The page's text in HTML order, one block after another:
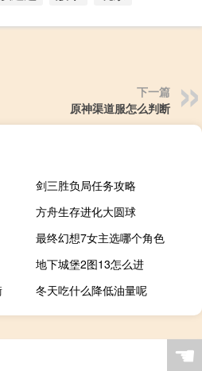
下一篇
原神渠道服怎么判断
剑三胜负局任务攻略
方舟生存进化大圆球
最终幻想7女主选哪个角色
地下城堡2图13怎么进
冬天吃什么降低油量呢
☚